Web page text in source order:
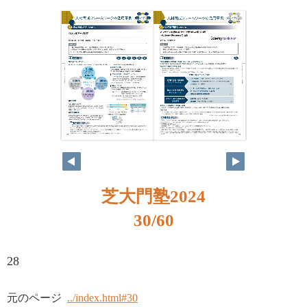
芝大門塾2024
30/60
28
元のページ ../index.html#30